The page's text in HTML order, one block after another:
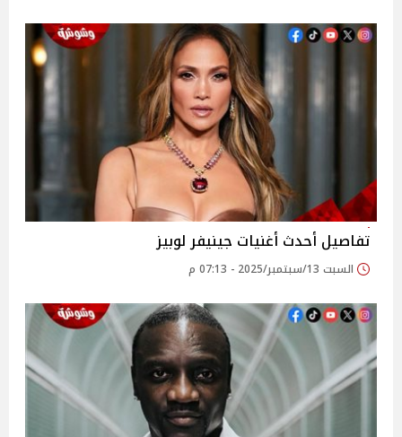
تفاصيل أحدث أغنيات جينيفر لوبيز
السبت 13/سبتمبر/2025 - 07:13 م